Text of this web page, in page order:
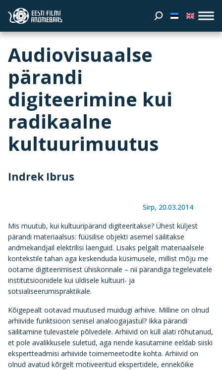
Audiovisuaalse
pärandi
digiteerimine kui
radikaalne
kultuurimuutus
Indrek Ibrus
Sirp, 20.03.2014
Mis muutub, kui kultuuripärand digiteeritakse? Ühest küljest
pärandi materiaalsus: füüsilise objekti asemel säilitakse
andmekandjail elektrilisi laenguid. Lisaks pelgalt materiaalsele
kontekstile tahan aga keskenduda küsimusele, millist mõju me
ootame digiteerimisest ühiskonnale – nii pärandiga tegelevatele
institutsioonidele kui üldisele kultuuri- ja
sotsialiseerumispraktikale.
Kõigepealt ootavad muutused muidugi arhiive. Milline on olnud
arhiivide funktsioon senisel analoogajastul? Ikka pärandi
säilitamine tulevastele põlvedele. Arhiivid on küll alati rõhutanud,
et pole avalikkusele suletud, aga nende kasutamine eeldab siiski
ekspertteadmisi arhiivide toimemeetodite kohta. Arhiivid on
olnud avatud kõrgelt motiveeritud ekspertidele, ennekõike